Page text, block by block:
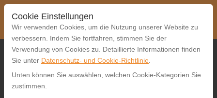
Cookie Einstellungen
Wir verwenden Cookies, um die Nutzung unserer Website zu
verbessern. Indem Sie fortfahren, stimmen Sie der
Verwendung von Cookies zu. Detaillierte Informationen finden
Sie unter Datenschutz- und Cookie-Richtlinie
Unten können Sie auswählen, welchen Cookie-Kategorien Sie
zustimmen.
Gaziantep Stadtzentrum